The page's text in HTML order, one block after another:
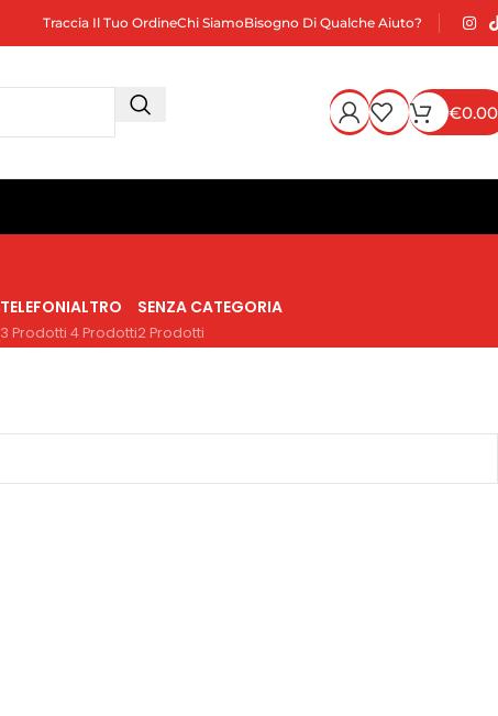
Traccia Il Tuo OrdineChi SiamoBisogno Di Qualche Aiuto?
€0.00
TELEFONI
3 Prodotti
ALTRO
4 Prodotti
SENZA CATEGORIA
2 Prodotti